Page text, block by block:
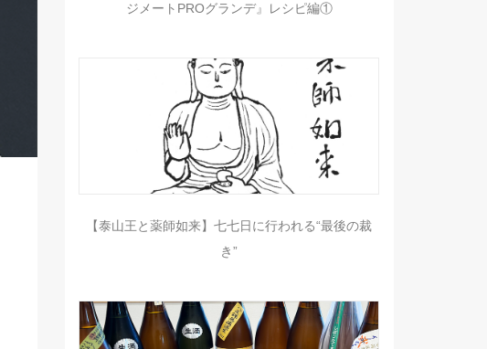
ジメートPROグランデ』レシピ編①
【泰山王と薬師如来】七七日に行われる“最後の裁
き”